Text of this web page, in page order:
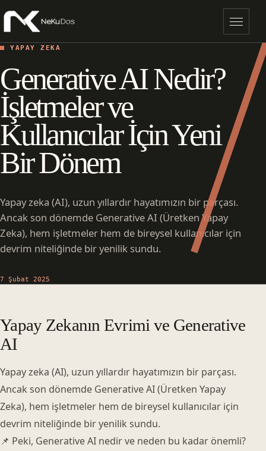
Menü
YAPAY ZEKA
Generative AI Nedir?
İşletmeler ve
Kullanıcılar İçin Yeni
Bir Dönem
Yapay zeka (AI), uzun yıllardır hayatımızın bir parçası.
Ancak son dönemde Generative AI (Üretken Yapay
Zeka), hem işletmeler hem de bireysel kullanıcılar için
devrim niteliğinde bir yenilik sundu.
7 Şubat 2025
Yapay Zekanın Evrimi ve Generative
AI
Yapay zeka (AI), uzun yıllardır hayatımızın bir parçası.
Ancak son dönemde Generative AI (Üretken Yapay
Zeka), hem işletmeler hem de bireysel kullanıcılar için
devrim niteliğinde bir yenilik sundu.
📌 Peki, Generative AI nedir ve neden bu kadar önemli?